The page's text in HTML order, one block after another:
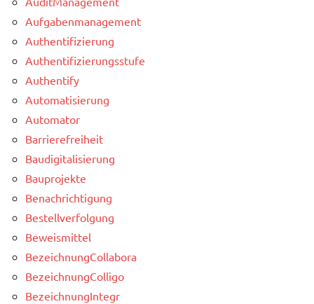
Aufgabenmanagement
Authentifizierung
Authentifizierungsstufe
Authentify
Automatisierung
Automator
Barrierefreiheit
Baudigitalisierung
Bauprojekte
Benachrichtigung
Bestellverfolgung
Beweismittel
BezeichnungCollabora
BezeichnungColligo
BezeichnungIntegr